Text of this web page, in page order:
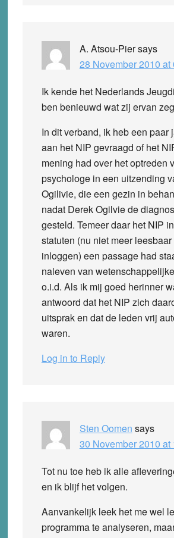
A. Atsou-Piersays
28 November 2010 at
Ik kende het Nederlands
ben benieuwd wat zij ervan
In dit verband, ik heb een paar
aan het NIP gevraagd of het
mening had over het optreden
psychologe in een uitzending
Ogilivie, die een gezin in
nadat Derek Ogilvie de
gesteld. Temeer daar het NIP
statuten (nu niet meer
inloggen) een passage had
naleven van
o.i.d. Als ik mij goed herinner
antwoord dat het NIP zich
uitsprak en dat de leden vrij
waren.
Log in to Reply
Sten Oomen says
30 November 2010 at
Tot nu toe heb ik alle
en ik blijf het volgen.
Aanvankelijk leek het me wel
programma te analyseren,